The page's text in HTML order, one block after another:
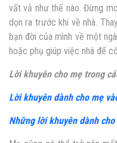
vất vả như thế nào. Đừng
dọn ra trước khi về nhà.
bạn đời của mình về một
hoặc phụ giúp việc nhà để
Lời khuyên cho mẹ trong
Lời khuyên dành cho mẹ
Những lời khuyên dành